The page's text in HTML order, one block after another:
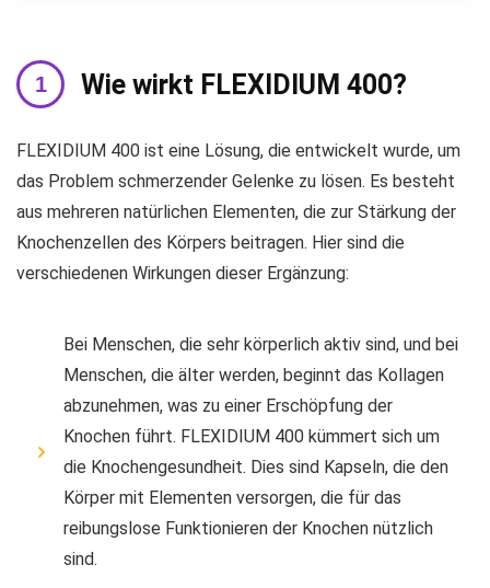
Wie wirkt FLEXIDIUM 400?
FLEXIDIUM 400 ist eine Lösung, die entwickelt wurde, um
das Problem schmerzender Gelenke zu lösen. Es besteht
aus mehreren natürlichen Elementen, die zur Stärkung der
Knochenzellen des Körpers beitragen. Hier sind die
verschiedenen Wirkungen dieser Ergänzung:
Bei Menschen, die sehr körperlich aktiv sind, und bei
Menschen, die älter werden, beginnt das Kollagen
abzunehmen, was zu einer Erschöpfung der
Knochen führt. FLEXIDIUM 400 kümmert sich um
die Knochengesundheit. Dies sind Kapseln, die den
Körper mit Elementen versorgen, die für das
reibungslose Funktionieren der Knochen nützlich
sind.